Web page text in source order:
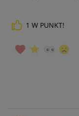
1 W PUNKT!